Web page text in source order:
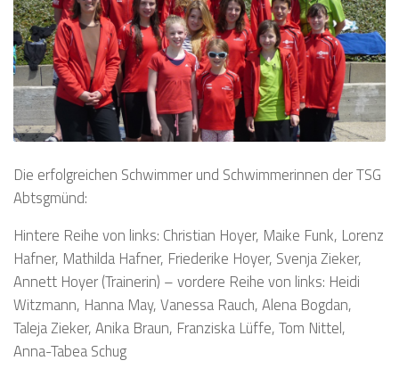
Die erfolgreichen Schwimmer und Schwimmerinnen der TSG
Abtsgmünd:
Hintere Reihe von links: Christian Hoyer, Maike Funk, Lorenz
Hafner, Mathilda Hafner, Friederike Hoyer, Svenja Zieker,
Annett Hoyer (Trainerin) – vordere Reihe von links: Heidi
Witzmann, Hanna May, Vanessa Rauch, Alena Bogdan,
Taleja Zieker, Anika Braun, Franziska Lüffe, Tom Nittel,
Anna-Tabea Schug